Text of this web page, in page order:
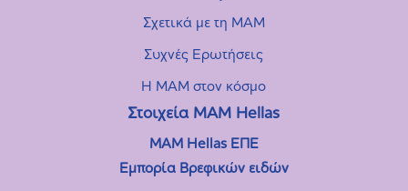
Σχετικά με τη MAM
Συχνές Eρωτήσεις
Η MAM στον κόσμο
Στοιχεία ΜΑΜ Hellas
MAM Hellas ΕΠΕ
Εμπορία Βρεφικών ειδών